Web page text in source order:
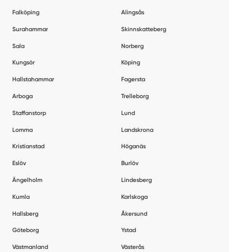
Falköping Alingsås
Surahammar Skinnskatteberg
Sala Norberg
Kungsör Köping
Hallstahammar Fagersta
Arboga Trelleborg
Staffanstorp Lund
Lomma Landskrona
Kristianstad Höganäs
Eslöv Burlöv
Ängelholm Lindesberg
Kumla Karlskoga
Hallsberg Åkersund
Göteborg Ystad
Västmanland Västerås